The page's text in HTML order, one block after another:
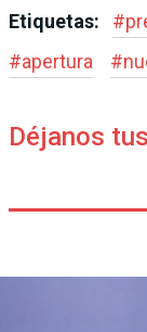
Etiquetas: #
#apertura #
Déjanos